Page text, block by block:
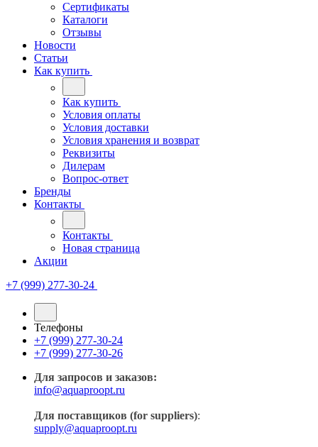
Сертификаты
Каталоги
Отзывы
Новости
Статьи
Как купить
Как купить
Условия оплаты
Условия доставки
Условия хранения и возврат
Реквизиты
Дилерам
Вопрос-ответ
Бренды
Контакты
Контакты
Новая страница
Акции
+7 (999) 277-30-24
Телефоны
+7 (999) 277-30-24
+7 (999) 277-30-26
Для запросов и заказов:
info@aquaproopt.ru
Для поставщиков (for suppliers):
supply@aquaproopt.ru